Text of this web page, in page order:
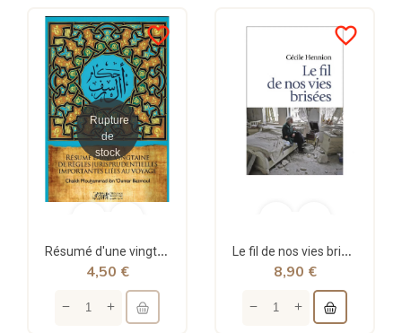
favorite_border
Rupture
de
stock
Résumé d'une vingtaine de règles jurisprudentielles liées au voyage - Bazmoul - Héritage...
4,50 €
favorite_border
Le fil de nos vies brisées - poche - Cécile Hennion - Points
8,90 €